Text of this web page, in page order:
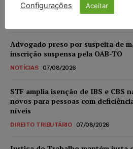
plataformas
Advogado preso por suspeita de
inscrição suspensa pela OAB-TO
NOTÍCIAS 07/08/2026
STF amplia isenção de IBS e CBS
novos para pessoas com
níveis
DIREITO TRIBUTÁRIO 07/08/2026
Configurações Aceitar